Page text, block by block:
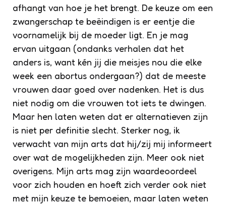
afhangt van hoe je het brengt. De keuze om een
zwangerschap te beëindigen is er eentje die
voornamelijk bij de moeder ligt. En je mag
ervan uitgaan (ondanks verhalen dat het
anders is, want kén jij die meisjes nou die elke
week een abortus ondergaan?) dat de meeste
vrouwen daar goed over nadenken. Het is dus
niet nodig om die vrouwen tot iets te dwingen.
Maar hen laten weten dat er alternatieven zijn
is niet per definitie slecht. Sterker nog, ik
verwacht van mijn arts dat hij/zij mij informeert
over wat de mogelijkheden zijn. Meer ook niet
overigens. Mijn arts mag zijn waardeoordeel
voor zich houden en hoeft zich verder ook niet
met mijn keuze te bemoeien, maar laten weten